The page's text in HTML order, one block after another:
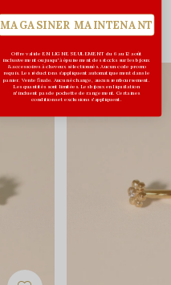
NOUVEAU
MAGASINER MAINTENANT
Offre valide EN LIGNE SEULEMENT du 6 au 12 août
inclusivement ou jusqu'à épuisement des stocks sur les bijoux
& accessoires à cheveux sélectionnés. Aucun code promo
requis. Les réductions s’appliquent automatiquement dans le
panier. Vente finale. Aucun échange, aucun remboursement.
Les quantités sont limitées. Les bijoux en liquidation
n'incluent pas de pochette de rangement. Certaines
conditions et exclusions s'appliquent.